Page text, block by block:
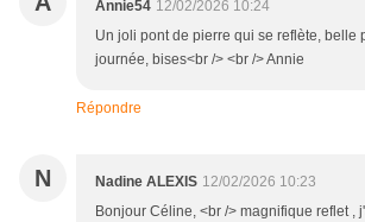
Annie54 12/02/2026 10:24
Un joli pont de pierre qui se reflète, belle
journée, bises<br /> <br /> Annie
Répondre
N Nadine ALEXIS 12/02/2026 10:23
Bonjour Céline, <br /> magnifique reflet ,